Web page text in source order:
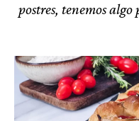
postres, tenemos algo